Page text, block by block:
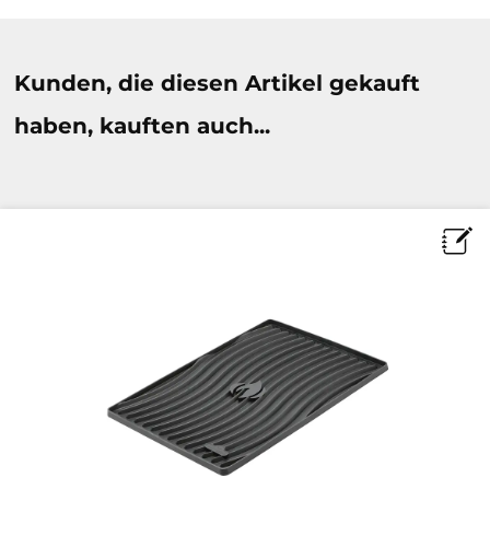
Kunden, die diesen Artikel gekauft
haben, kauften auch...